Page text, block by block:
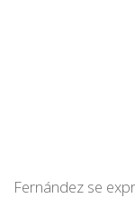
Fernández se